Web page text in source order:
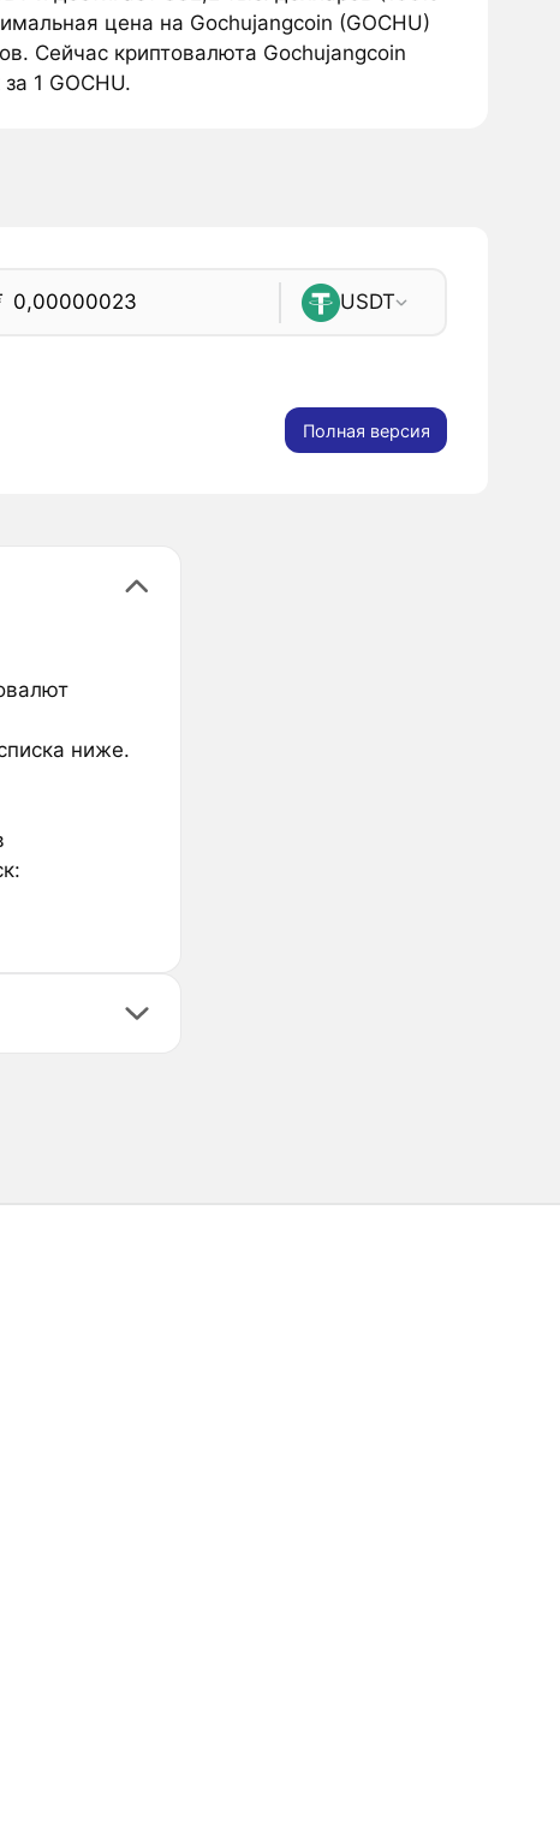
цена на Gochujangcoin (GOCHU)
Сейчас криптовалюта Gochujangcoin
1 GOCHU.
USDT
Полная версия
ниже.